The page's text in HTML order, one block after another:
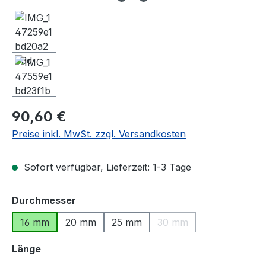
Regulärer Preis:
90,60 €
Preise inkl. MwSt. zzgl. Versandkosten
Sofort verfügbar, Lieferzeit: 1-3 Tage
Durchmesser
16 mm
20 mm 25 mm 30 mm
(Diese Option ist
Längeauswählen